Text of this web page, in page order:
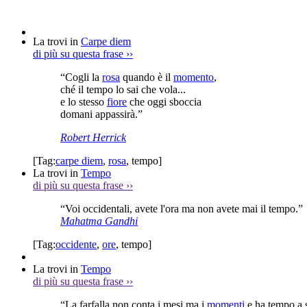
La trovi in Carpe diem
di più su questa frase ››
“Cogli la rosa quando è il momento,
ché il tempo lo sai che vola...
e lo stesso fiore che oggi sboccia
domani appassirà.”
Robert Herrick
[Tag:carpe diem, rosa, tempo]
La trovi in Tempo
di più su questa frase ››
“Voi occidentali, avete l'ora ma non avete mai il tempo.”
Mahatma Gandhi
[Tag:occidente, ore, tempo]
La trovi in Tempo
di più su questa frase ››
“La farfalla non conta i mesi ma i momenti e ha tempo a